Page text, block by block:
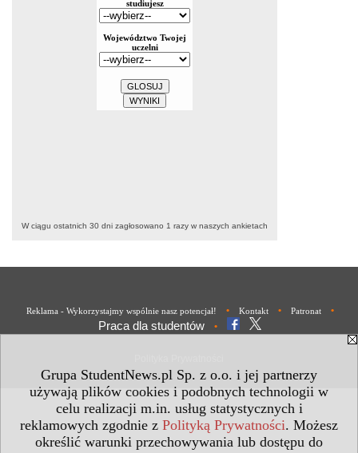
Grupa StudentNews.pl Sp. z o.o. i jej partnerzy
używają plików cookies i podobnych technologii w
celu realizacji m.in. usług statystycznych i
reklamowych zgodnie z Polityką Prywatności. Możesz
określić warunki przechowywania lub dostępu do
W ciągu ostatnich 30 dni zagłosowano 1 razy w naszych ankietach
Reklama - Wykorzystajmy wspólnie nasz potencjał! • Kontakt • Patronat •
Praca dla studentów •